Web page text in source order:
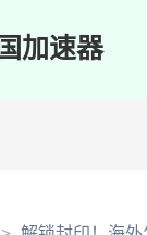
加速器